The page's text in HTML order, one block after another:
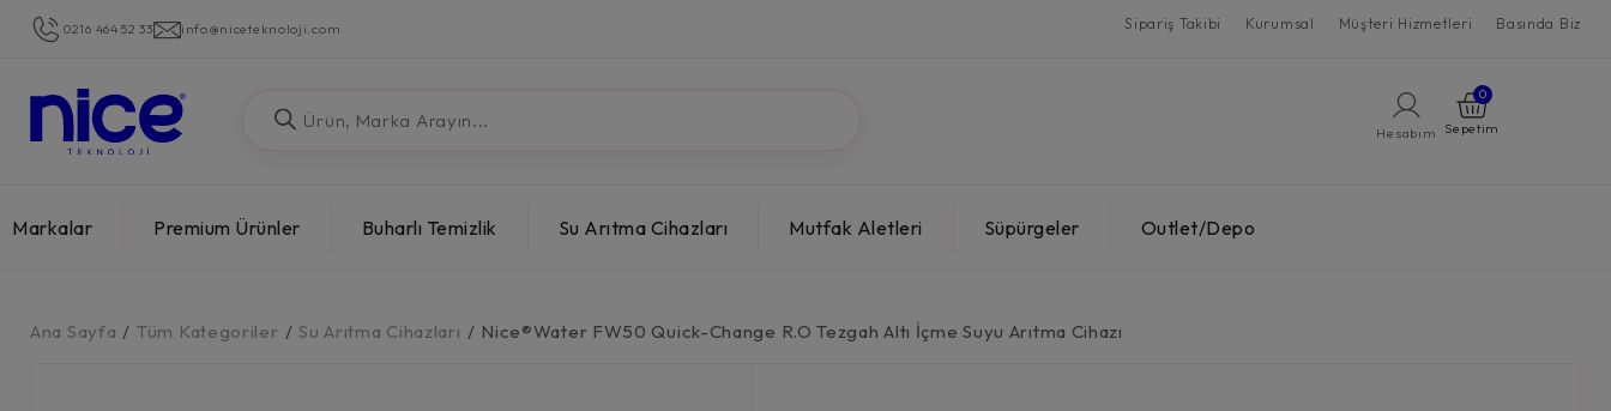
0216 464 52 33 info@niceteknoloji.com Sipariş Takibi Kurumsal Müşteri Hizmetleri Basında Biz
Hesabım
0
Markalar Premium Ürünler Buharlı Temizlik Su Arıtma Cihazları Mutfak Aletleri Süpürgeler Outlet/Depo
Ana Sayfa / Tüm Kategoriler / Su Arıtma Cihazları / Nice®Water FW50 Quick-Change R.O Tezgah Altı İçme Suyu Arıtma Cihazı